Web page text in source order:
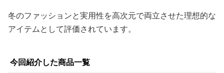
冬のファッションと実用性を高次元で両立させた理想的な
アイテムとして評価されています。
今回紹介した商品一覧